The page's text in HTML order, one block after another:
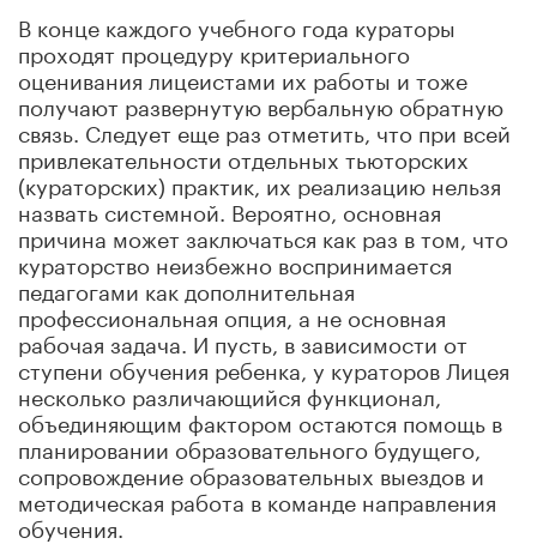
В конце каждого учебного года кураторы
проходят процедуру критериального
оценивания лицеистами их работы и тоже
получают развернутую вербальную обратную
связь. Следует еще раз отметить, что при всей
привлекательности отдельных тьюторских
(кураторских) практик, их реализацию нельзя
назвать системной. Вероятно, основная
причина может заключаться как раз в том, что
кураторство неизбежно воспринимается
педагогами как дополнительная
профессиональная опция, а не основная
рабочая задача. И пусть, в зависимости от
ступени обучения ребенка, у кураторов Лицея
несколько различающийся функционал,
объединяющим фактором остаются помощь в
планировании образовательного будущего,
сопровождение образовательных выездов и
методическая работа в команде направления
обучения.